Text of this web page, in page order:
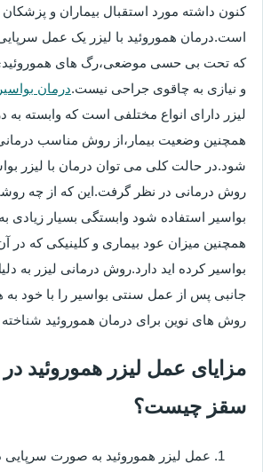
کنون داشته مورد استقبال بیماران و پزشکان
است.درمان هموروئید با لیزر یک عمل
که تحت بی حسی موضعی،رگ های
و نیازی به چاقوی جراحی نیست.درمان
لیزر دارای انواع مختلفی است که وابسته به
همچنین وضعیت بیمار،از روش مناسب
شود.در حالت کلی می توان درمان با لیزر
روش درمانی در نظر گرفت.این که از چه
بواسیر استفاده شود وابستگی بسیار
همچنین میزان عود بیماری و کلینیکی که در
بواسیر کرده اید دارد.روش درمانی لیزر به
جانبی پس از عمل سنتی بواسیر را با خود به
روش های نوین برای درمان هموروئید
مزایای عمل لیزر هموروئید در
سقز چیست؟
عمل لیزر هموروئید به صورت